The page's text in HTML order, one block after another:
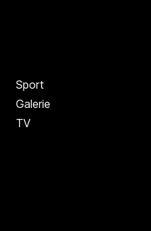
Sport
Galerie
TV